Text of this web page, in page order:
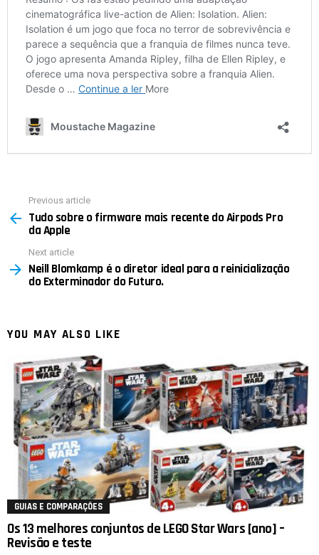
more
Previous article
Tudo sobre o firmware mais recente do Airpods Pro
da Apple
Next article
Neill Blomkamp é o diretor ideal para a reinicialização
do Exterminador do Futuro.
YOU MAY ALSO LIKE
GUIAS E COMPARAÇÕES
Os 13 melhores conjuntos de LEGO Star Wars [ano] –
Revisão e teste